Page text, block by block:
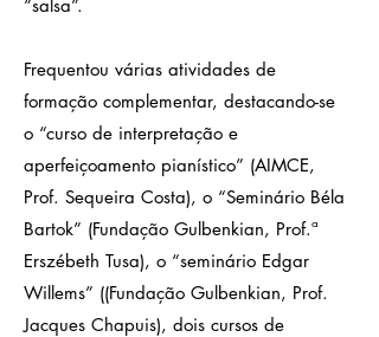
“salsa”.
Frequentou várias atividades de
formação complementar, destacando-se
o “curso de interpretação e
aperfeiçoamento pianístico” (AIMCE,
Prof. Sequeira Costa), o “Seminário Béla
Bartok” (Fundação Gulbenkian, Prof.ª
Erszébeth Tusa), o “seminário Edgar
Willems” ((Fundação Gulbenkian, Prof.
Jacques Chapuis), dois cursos de